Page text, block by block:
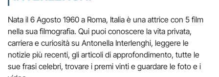
Nata il 6 Agosto 1960 a Roma, Italia è una attrice con 5 film
nella sua filmografia. Qui puoi conoscere la vita privata,
carriera e curiosità su Antonella Interlenghi, leggere le
notizie più recenti, gli articoli di approfondimento, tutte le
sue frasi celebri, trovare i premi vinti e guardare le foto e i